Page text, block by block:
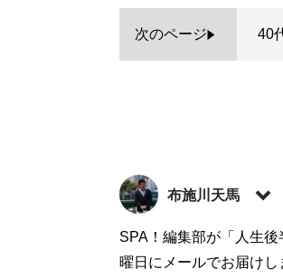
次のページ 40
布施川天馬
著述家、教育ライター
の家庭に生まれながら
SPA！編集部が「人生
曜日にメールでお届け